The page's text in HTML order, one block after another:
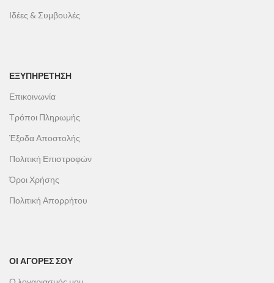
Ιδέες & Συμβουλές
ΕΞΥΠΗΡΕΤΗΣΗ
Επικοινωνία
Τρόποι Πληρωμής
Έξοδα Αποστολής
Πολιτική Επιστροφών
Όροι Χρήσης
Πολιτική Απορρήτου
ΟΙ ΑΓΟΡΕΣ ΣΟΥ